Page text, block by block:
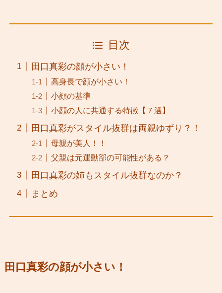
目次
田口真彩の顔が小さい！
高身長で顔が小さい！
小顔の基準
小顔の人に共通する特徴【７選】
田口真彩がスタイル抜群は両親ゆずり？！
母親が美人！！
父親は元運動部の可能性がある？
田口真彩の姉もスタイル抜群なのか？
まとめ
田口真彩の顔が小さい！